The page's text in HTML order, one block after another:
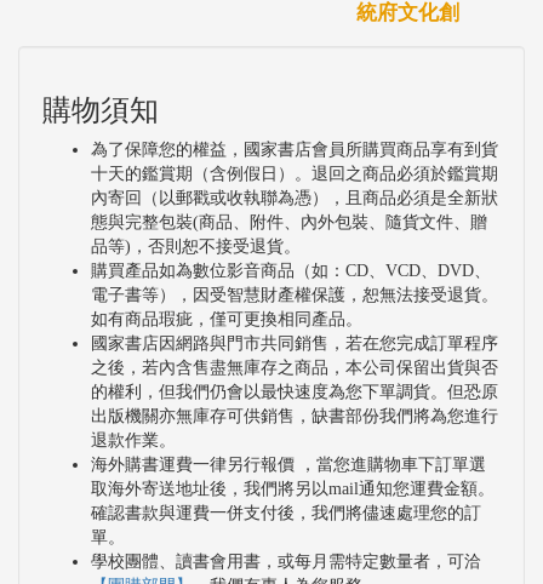
統府文化創
購物須知
為了保障您的權益，國家書店會員所購買商品享有到貨
十天的鑑賞期（含例假日）。退回之商品必須於鑑賞期
內寄回（以郵戳或收執聯為憑），且商品必須是全新狀
態與完整包裝(商品、附件、內外包裝、隨貨文件、贈
品等)，否則恕不接受退貨。
購買產品如為數位影音商品（如：CD、VCD、DVD、
電子書等），因受智慧財產權保護，恕無法接受退貨。
如有商品瑕疵，僅可更換相同產品。
國家書店因網路與門市共同銷售，若在您完成訂單程序
之後，若內含售盡無庫存之商品，本公司保留出貨與否
的權利，但我們仍會以最快速度為您下單調貨。但恐原
出版機關亦無庫存可供銷售，缺書部份我們將為您進行
退款作業。
海外購書運費一律另行報價 ，當您進購物車下訂單選
取海外寄送地址後，我們將另以mail通知您運費金額。
確認書款與運費一併支付後，我們將儘速處理您的訂
單。
學校團體、讀書會用書，或每月需特定數量者，可洽